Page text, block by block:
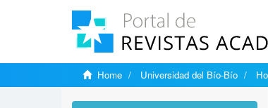
Home Universidad del Bío-Bío